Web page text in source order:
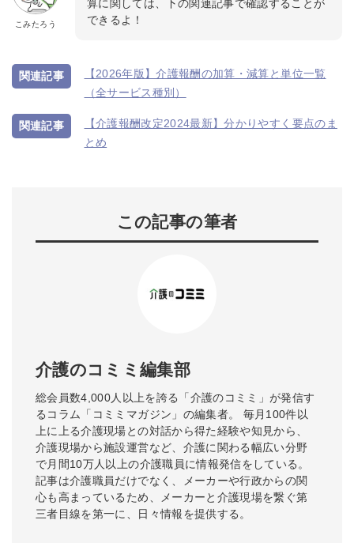
こみたろう
算に関しては、下の関連記事で確認することが
できるよ！
【2026年版】介護報酬の加算・減算と単位一覧
（全サービス種別）
【介護報酬改定2024最新】分かりやすく要点のま
とめ
この記事の筆者
介護のコミミ編集部
総会員数4,000人以上を誇る「介護のコミミ」が発信す
るコラム「コミミマガジン」の編集者。 毎月100件以
上に上る介護現場との対話から得た経験や知見から、
介護現場から施設運営など、介護に関わる幅広い分野
で月間10万人以上の介護職員に情報発信をしている。
記事は介護職員だけでなく、メーカーや行政からの関
心も高まっているため、メーカーと介護現場を繋ぐ第
三者目線を第一に、日々情報を提供する。